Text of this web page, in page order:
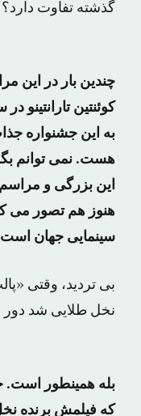
گذشته تفاوت دارد؟
چندین بار در این
به این جشنواره
هست. نمی توانم
این بزرگی و
هنوز هم تصور می
سینمایی جهان
بی تردید، وقتی
نخل طلایی شد دور
بله همینطور است.
که فیلمش برنده